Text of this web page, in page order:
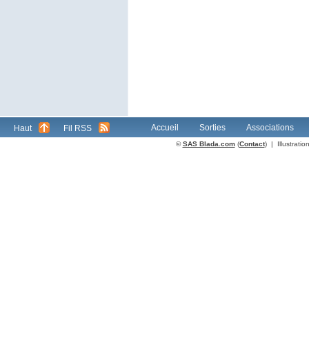
Haut Fil RSS Accueil Sorties Associations
©SAS Blada.com(Contact) |